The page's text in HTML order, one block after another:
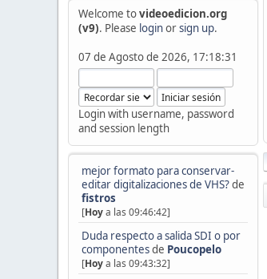
Welcome tovideoedicion.org
(v9). Please loginorsign up.
07 de Agosto de 2026, 17:18:31
Login with username, password
and session length
mejor formato para conservar-
editar digitalizaciones de VHS?de
fistros
[Hoya las 09:46:42]
Duda respecto a salida SDI o por
componentesde Poucopelo
[Hoya las 09:43:32]